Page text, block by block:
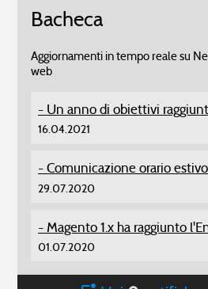
Bacheca
Aggiornamenti in tempo reale su
web
Un anno di obiettivi
16.04.2021
Comunicazione orario
29.07.2020
Magento 1.x ha raggiunto
01.07.2020